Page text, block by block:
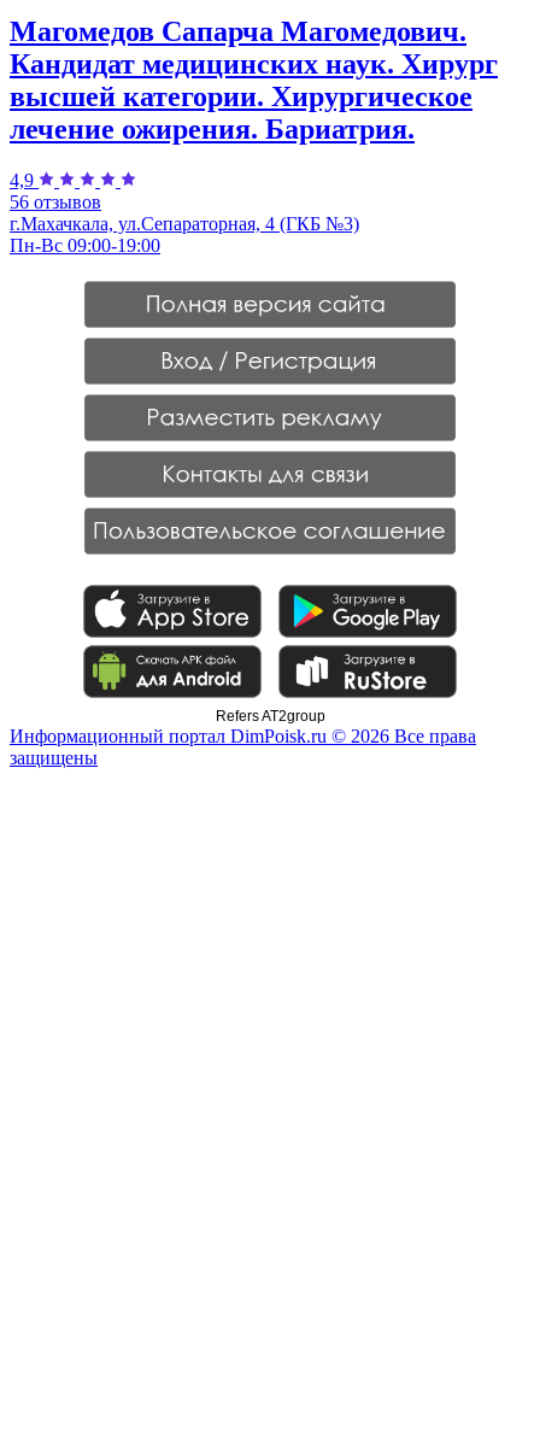
Магомедов Сапарча Магомедович.
Кандидат медицинских наук. Хирург
высшей категории. Хирургическое
лечение ожирения. Бариатрия.
4,9
56 отзывов
г.Махачкала, ул.Сепараторная, 4 (ГКБ №3)
Пн-Вс 09:00-19:00
Refers AT2group
Информационный портал DimPoisk.ru © 2026 Все права
защищены